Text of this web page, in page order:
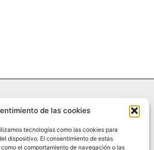
de las cookies
tecnologías como las cookies para
dispositivo. El consentimiento de estas
el comportamiento de navegación o las
PODCAST CONTACTO DIRECTO